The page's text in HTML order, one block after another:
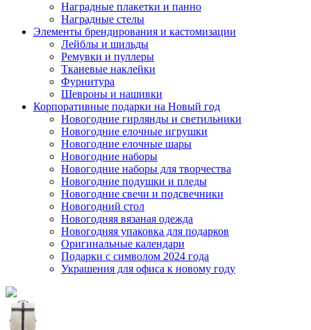
Наградные плакетки и панно
Наградные стелы
Элементы брендирования и кастомизации
Лейблы и шильды
Ремувки и пуллеры
Тканевые наклейки
Фурнитура
Шевроны и нашивки
Корпоративные подарки на Новый год
Новогодние гирлянды и светильники
Новогодние елочные игрушки
Новогодние елочные шары
Новогодние наборы
Новогодние наборы для творчества
Новогодние подушки и пледы
Новогодние свечи и подсвечники
Новогодний стол
Новогодняя вязаная одежда
Новогодняя упаковка для подарков
Оригинальные календари
Подарки с символом 2024 года
Украшения для офиса к новому году